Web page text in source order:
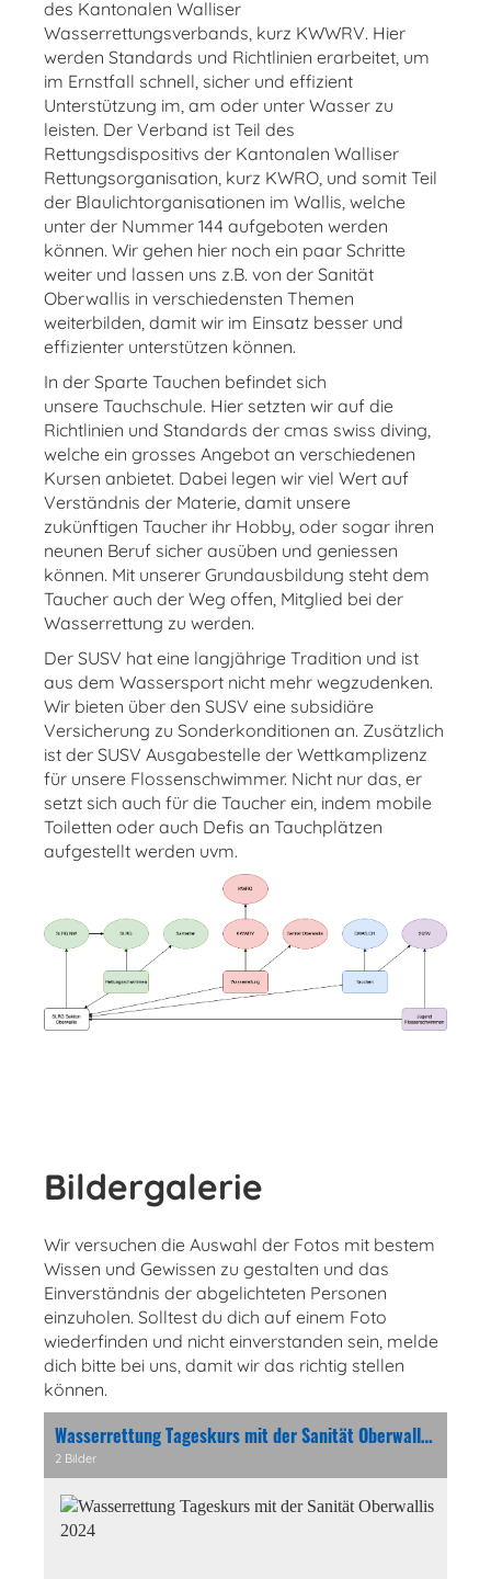
des Kantonalen Walliser
Wasserrettungsverbands, kurz KWWRV. Hier
werden Standards und Richtlinien erarbeitet, um
im Ernstfall schnell, sicher und effizient
Unterstützung im, am oder unter Wasser zu
leisten. Der Verband ist Teil des
Rettungsdispositivs der Kantonalen Walliser
Rettungsorganisation, kurz KWRO, und somit Teil
der Blaulichtorganisationen im Wallis, welche
unter der Nummer 144 aufgeboten werden
können. Wir gehen hier noch ein paar Schritte
weiter und lassen uns z.B. von der Sanität
Oberwallis in verschiedensten Themen
weiterbilden, damit wir im Einsatz besser und
effizienter unterstützen können.
In der Sparte Tauchen befindet sich
unsere Tauchschule. Hier setzten wir auf die
Richtlinien und Standards der cmas swiss diving,
welche ein grosses Angebot an verschiedenen
Kursen anbietet. Dabei legen wir viel Wert auf
Verständnis der Materie, damit unsere
zukünftigen Taucher ihr Hobby, oder sogar ihren
neunen Beruf sicher ausüben und geniessen
können. Mit unserer Grundausbildung steht dem
Taucher auch der Weg offen, Mitglied bei der
Wasserrettung zu werden.
Der SUSV hat eine langjährige Tradition und ist
aus dem Wassersport nicht mehr wegzudenken.
Wir bieten über den SUSV eine subsidiäre
Versicherung zu Sonderkonditionen an. Zusätzlich
ist der SUSV Ausgabestelle der Wettkamplizenz
für unsere Flossenschwimmer. Nicht nur das, er
setzt sich auch für die Taucher ein, indem mobile
Toiletten oder auch Defis an Tauchplätzen
aufgestellt werden uvm.
Bildergalerie
Wir versuchen die Auswahl der Fotos mit bestem
Wissen und Gewissen zu gestalten und das
Einverständnis der abgelichteten Personen
einzuholen. Solltest du dich auf einem Foto
wiederfinden und nicht einverstanden sein, melde
dich bitte bei uns, damit wir das richtig stellen
können.
Wasserrettung Tageskurs mit der Sanität Oberwallis 2024
2 Bilder